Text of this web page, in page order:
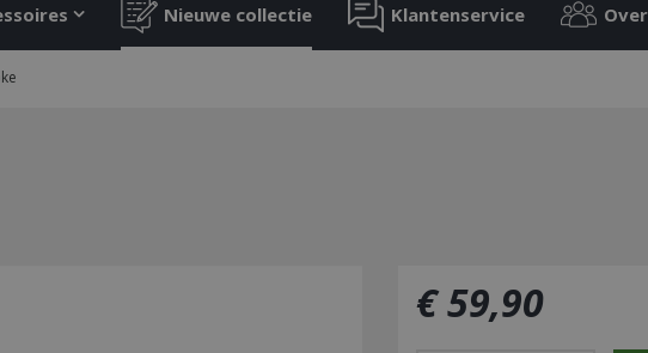
Nieuwe collectie Klantenservice
€59,90